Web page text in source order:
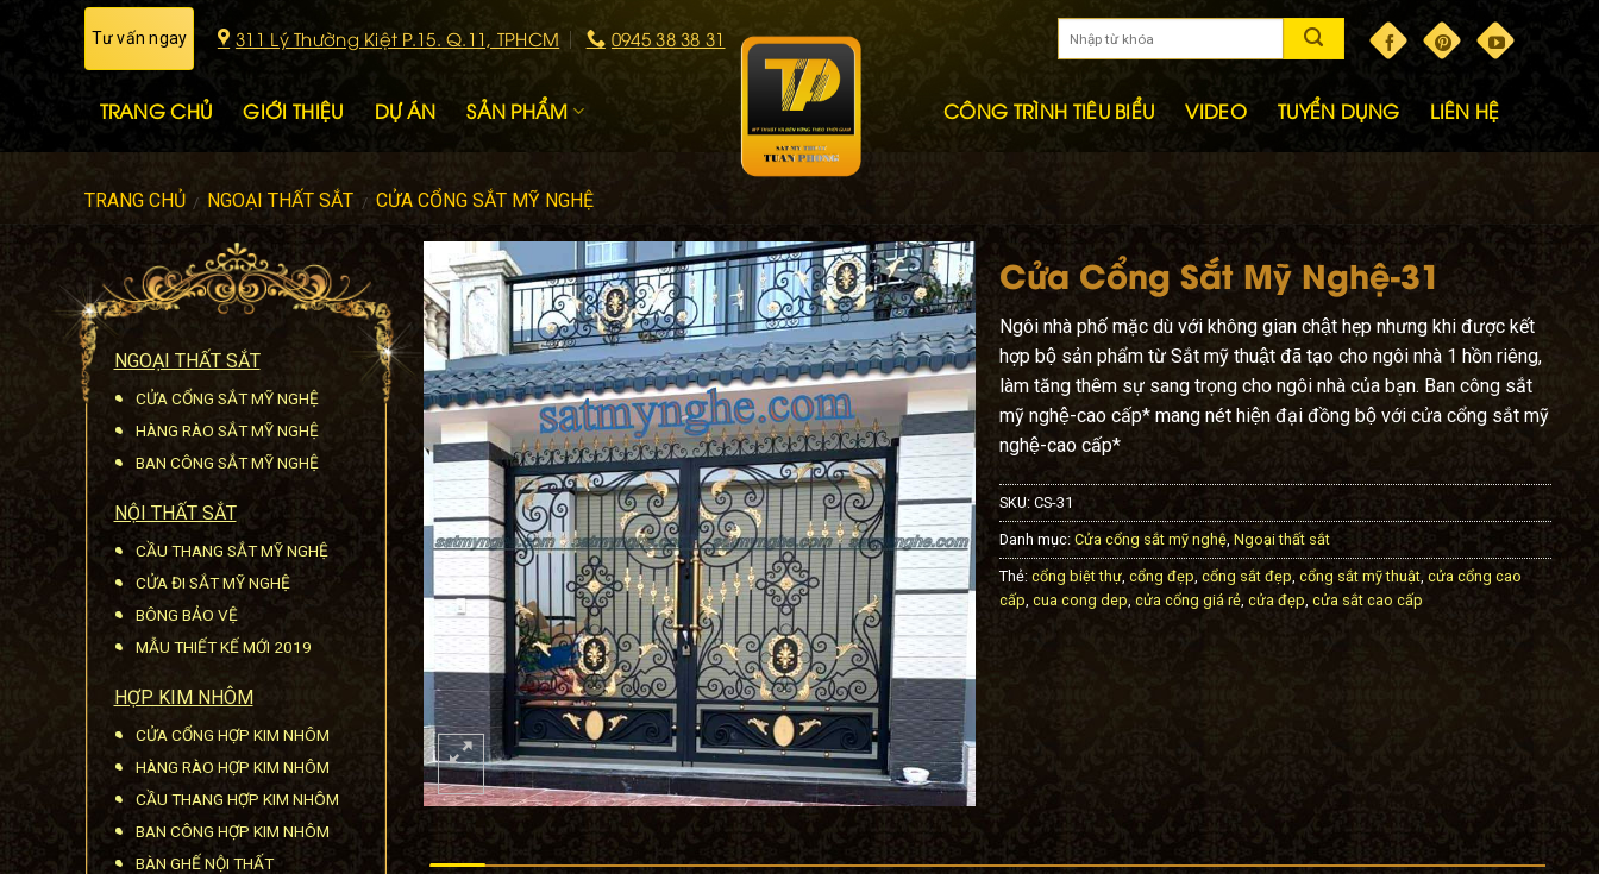
Tư vấn ngay 311 Lý Thường Kiệt P.15. Q.11, TPHCM 0945 38 38 31
TRANG CHỦ GIỚI THIỆU DỰ ÁN SẢN PHẨM CÔNG TRÌNH TIÊU BIỂU VIDEO TUYỂN DỤNG LIÊN HỆ
TRANG CHỦ / NGOẠI THẤT SẮT / CỬA CỔNG SẮT MỸ NGHỆ
Cửa Cổng Sắt Mỹ Nghệ-31
Ngôi nhà phố mặc dù với không gian chật hẹp nhưng khi được kết
hợp bộ sản phẩm từ Sắt mỹ thuật đã tạo cho ngôi nhà 1 hồn riêng,
làm tăng thêm sự sang trọng cho ngôi nhà của bạn. Ban công sắt
mỹ nghệ-cao cấp* mang nét hiện đại đồng bộ với cửa cổng sắt mỹ
nghệ-cao cấp*
SKU: CS-31
Danh mục: Cửa cổng sắt mỹ nghệ, Ngoại thất sắt
Thẻ: cổng biệt thự, cổng đẹp, cổng sắt đẹp, cổng sắt mỹ thuật, cửa cổng cao
cấp, cua cong dep, cửa cổng giá rẻ, cửa đẹp, cửa sắt cao cấp
NGOẠI THẤT SẮT
CỬA CỔNG SẮT MỸ NGHỆ
HÀNG RÀO SẮT MỸ NGHỆ
BAN CÔNG SẮT MỸ NGHỆ
NỘI THẤT SẮT
CẦU THANG SẮT MỸ NGHỆ
CỬA ĐI SẮT MỸ NGHỆ
BÔNG BẢO VỆ
MẪU THIẾT KẾ MỚI 2019
HỢP KIM NHÔM
CỬA CỔNG HỢP KIM NHÔM
HÀNG RÀO HỢP KIM NHÔM
CẦU THANG HỢP KIM NHÔM
BAN CÔNG HỢP KIM NHÔM
BÀN GHẾ NỘI THẤT